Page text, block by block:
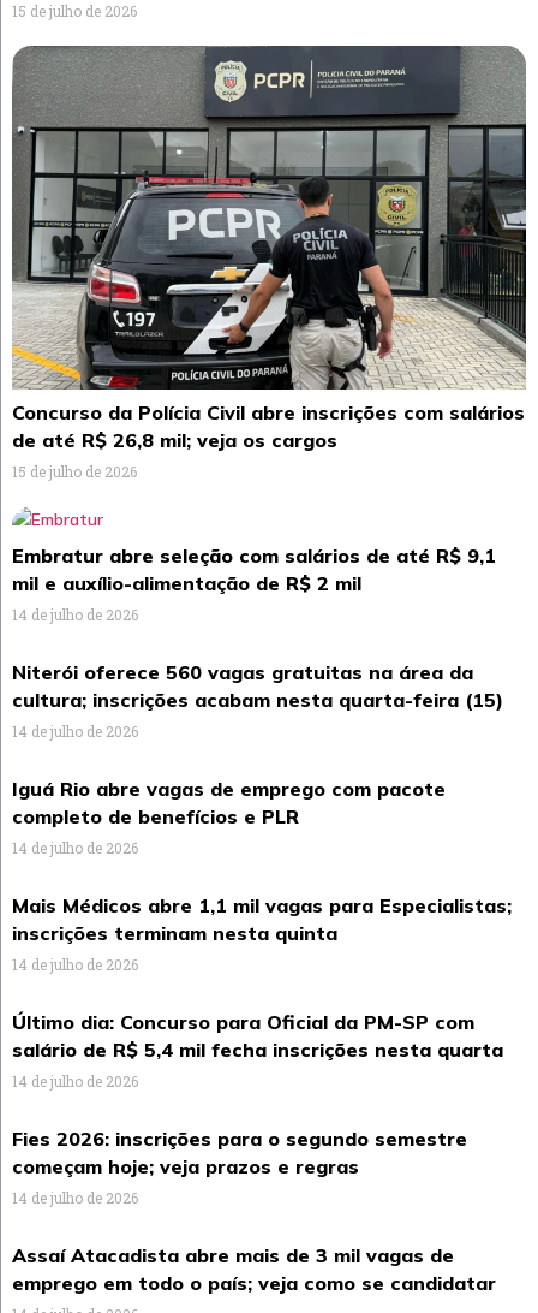
15 de julho de 2026
Concurso da Polícia Civil abre inscrições com salários
de até R$ 26,8 mil; veja os cargos
15 de julho de 2026
Embratur abre seleção com salários de até R$ 9,1
mil e auxílio-alimentação de R$ 2 mil
14 de julho de 2026
Niterói oferece 560 vagas gratuitas na área da
cultura; inscrições acabam nesta quarta-feira (15)
14 de julho de 2026
Iguá Rio abre vagas de emprego com pacote
completo de benefícios e PLR
14 de julho de 2026
Mais Médicos abre 1,1 mil vagas para Especialistas;
inscrições terminam nesta quinta
14 de julho de 2026
Último dia: Concurso para Oficial da PM-SP com
salário de R$ 5,4 mil fecha inscrições nesta quarta
14 de julho de 2026
Fies 2026: inscrições para o segundo semestre
começam hoje; veja prazos e regras
14 de julho de 2026
Assaí Atacadista abre mais de 3 mil vagas de
emprego em todo o país; veja como se candidatar